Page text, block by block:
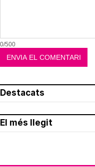
0/500
Destacats
El més llegit